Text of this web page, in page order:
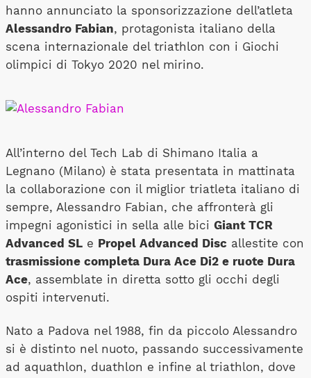
hanno annunciato la sponsorizzazione dell’atleta
Alessandro Fabian, protagonista italiano della
scena internazionale del triathlon con i Giochi
olimpici di Tokyo 2020 nel mirino.
All’interno del Tech Lab di Shimano Italia a
Legnano (Milano) è stata presentata in mattinata
la collaborazione con il miglior triatleta italiano di
sempre, Alessandro Fabian, che affronterà gli
impegni agonistici in sella alle bici Giant TCR
Advanced SL e Propel Advanced Disc allestite con
trasmissione completa Dura Ace Di2 e ruote Dura
Ace, assemblate in diretta sotto gli occhi degli
ospiti intervenuti.
Nato a Padova nel 1988, fin da piccolo Alessandro
si è distinto nel nuoto, passando successivamente
ad aquathlon, duathlon e infine al triathlon, dove